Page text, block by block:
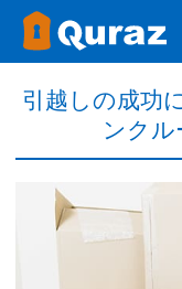
引越しの成功
ンクル